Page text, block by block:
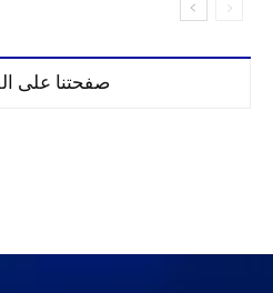
صفحتنا على